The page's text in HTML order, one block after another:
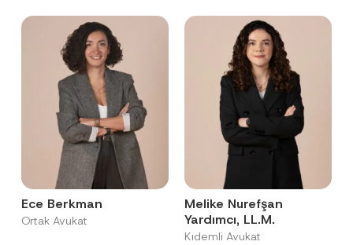
Ece Berkman
Ortak Avukat
Melike Nurefşan
Yardımcı, LL.M.
Kıdemli Avukat